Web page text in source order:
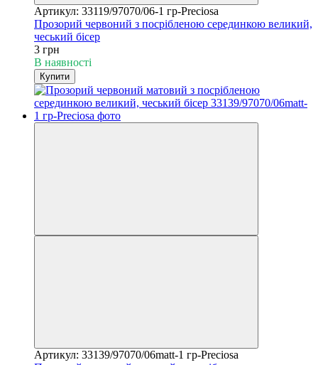
Артикул: 33119/97070/06-1 гр-Preciosa
Прозорий червоний з посрібленою серединкою великий,
чеський бісер
3 грн
В наявності
Купити
Артикул: 33139/97070/06matt-1 гр-Preciosa